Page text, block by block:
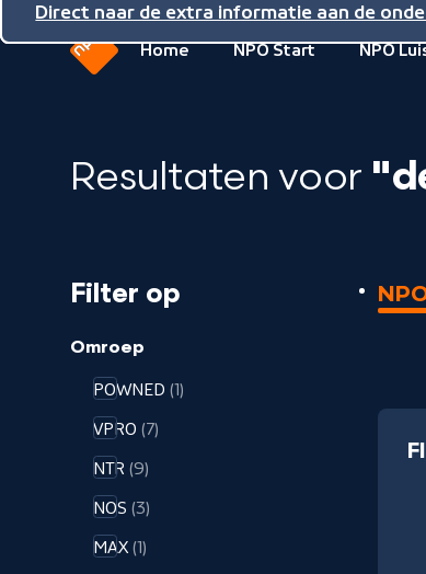
Direct naar de inhoud
Direct naar de hoofdnavigatie
Direct naar de extra informatie aan de
van
NPO
Home NPO Start NPO
Resultaten voor
Filter op
Omroep
POWNED (1)
VPRO (7)
NTR (9)
NOS (3)
MAX (1)
44